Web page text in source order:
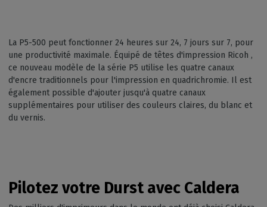
La P5-500 peut fonctionner 24 heures sur 24, 7 jours sur 7, pour
une productivité maximale. Équipé de têtes d'impression Ricoh ,
ce nouveau modèle de la série P5 utilise les quatre canaux
d'encre traditionnels pour l'impression en quadrichromie. Il est
également possible d'ajouter jusqu'à quatre canaux
supplémentaires pour utiliser des couleurs claires, du blanc et
du vernis.
Pilotez votre Durst avec Caldera